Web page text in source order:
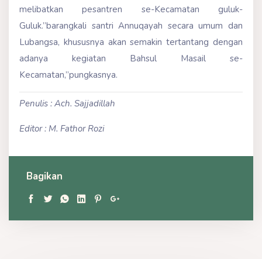
melibatkan pesantren se-Kecamatan guluk-
Guluk.”barangkali santri Annuqayah secara umum dan
Lubangsa, khususnya akan semakin tertantang dengan
adanya kegiatan Bahsul Masail se-
Kecamatan,”pungkasnya.
Penulis : Ach. Sajjadillah
Editor : M. Fathor Rozi
Bagikan